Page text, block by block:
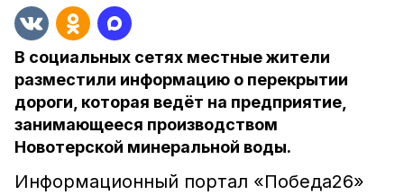
В социальных сетях местные жители
разместили информацию о перекрытии
дороги, которая ведёт на предприятие,
занимающееся производством
Новотерской минеральной воды.
Информационный портал «Победа26»